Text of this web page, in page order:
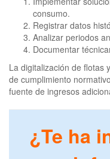
consumo.
Registrar datos
Analizar periodos
Documentar
La digitalización de flotas
de cumplimiento
fuente de ingresos
¿Te ha